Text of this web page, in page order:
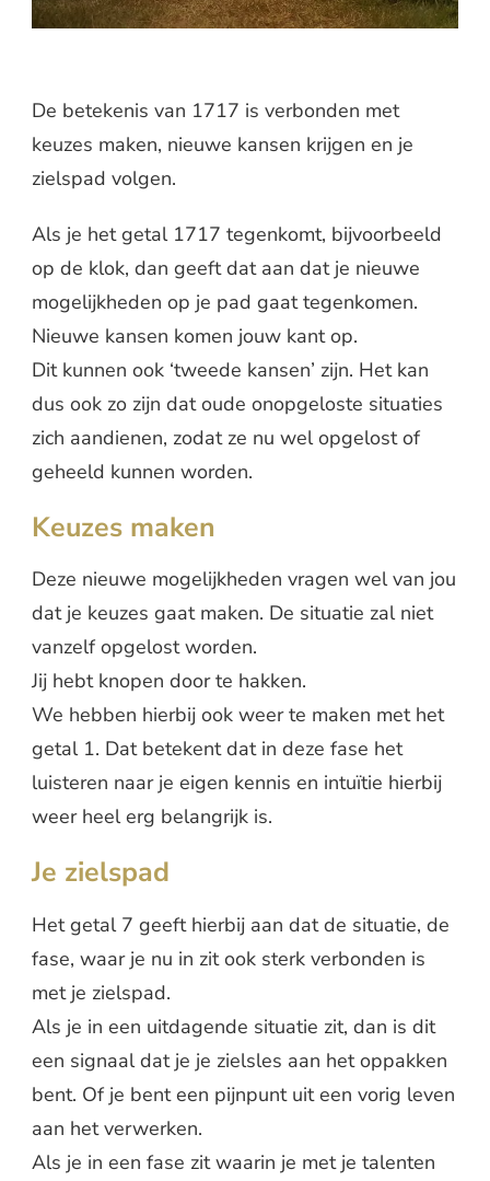
De betekenis van 1717 is verbonden met
keuzes maken, nieuwe kansen krijgen en je
zielspad volgen.
Als je het getal 1717 tegenkomt, bijvoorbeeld
op de klok, dan geeft dat aan dat je nieuwe
mogelijkheden op je pad gaat tegenkomen.
Nieuwe kansen komen jouw kant op.
Dit kunnen ook ‘tweede kansen’ zijn. Het kan
dus ook zo zijn dat oude onopgeloste situaties
zich aandienen, zodat ze nu wel opgelost of
geheeld kunnen worden.
Keuzes maken
Deze nieuwe mogelijkheden vragen wel van jou
dat je keuzes gaat maken. De situatie zal niet
vanzelf opgelost worden.
Jij hebt knopen door te hakken.
We hebben hierbij ook weer te maken met het
getal 1. Dat betekent dat in deze fase het
luisteren naar je eigen kennis en intuïtie hierbij
weer heel erg belangrijk is.
Je zielspad
Het getal 7 geeft hierbij aan dat de situatie, de
fase, waar je nu in zit ook sterk verbonden is
met je zielspad.
Als je in een uitdagende situatie zit, dan is dit
een signaal dat je je zielsles aan het oppakken
bent. Of je bent een pijnpunt uit een vorig leven
aan het verwerken.
Als je in een fase zit waarin je met je talenten